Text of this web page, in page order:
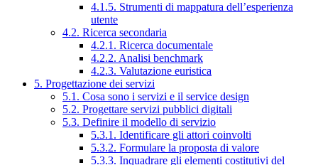
4.1.5. Strumenti di mappatura dell’esperienza
utente
4.2. Ricerca secondaria
4.2.1. Ricerca documentale
4.2.2. Analisi benchmark
4.2.3. Valutazione euristica
5. Progettazione dei servizi
5.1. Cosa sono i servizi e il service design
5.2. Progettare servizi pubblici digitali
5.3. Definire il modello di servizio
5.3.1. Identificare gli attori coinvolti
5.3.2. Formulare la proposta di valore
5.3.3. Inquadrare gli elementi costitutivi del